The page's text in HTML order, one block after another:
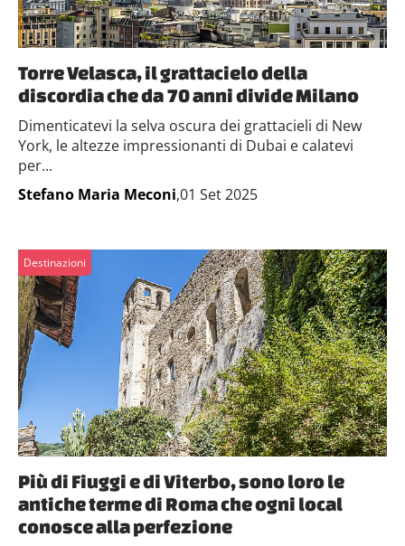
Torre Velasca, il grattacielo della
discordia che da 70 anni divide Milano
Dimenticatevi la selva oscura dei grattacieli di New
York, le altezze impressionanti di Dubai e calatevi
per...
Stefano Maria Meconi,01 Set 2025
Destinazioni
Più di Fiuggi e di Viterbo, sono loro le
antiche terme di Roma che ogni local
conosce alla perfezione